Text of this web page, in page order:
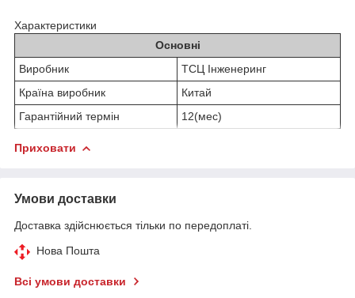
Характеристики
Основні
Виробник
ТСЦ Інженеринг
Країна виробник
Китай
Гарантійний термін
12(мес)
Приховати
Умови доставки
Доставка здійснюється тільки по передоплаті.
Нова Пошта
Всі умови доставки